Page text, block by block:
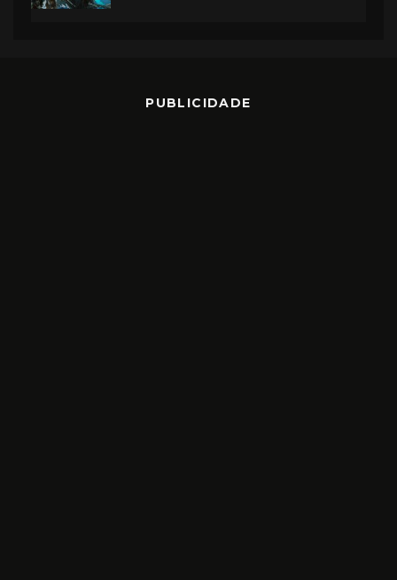
PUBLICIDADE